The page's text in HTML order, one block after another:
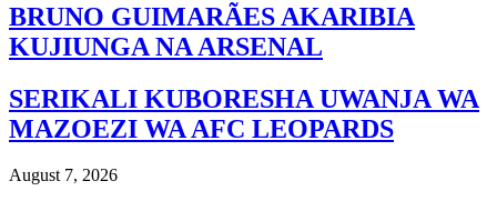
BRUNO GUIMARÃES AKARIBIA
KUJIUNGA NA ARSENAL
SERIKALI KUBORESHA UWANJA WA
MAZOEZI WA AFC LEOPARDS
August 7, 2026